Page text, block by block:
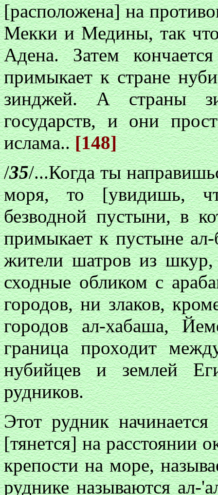
[расположена] на
Мекки и Медины, так что
Адена. Затем
примыкает к стране
зинджей. А страны
государств, и они
ислама..[148]
/35/...Когда ты
моря, то [увидишь,
безводной пустыни, в
примыкает к пустыне
жители шатров из
сходные обликом с
городов, ни злаков,
городов ал-хабаша,
граница проходит
нубийцев и землей
рудников.
Этот рудник
[тянется] на расстоянии
крепости на море,
руднике называются ал-